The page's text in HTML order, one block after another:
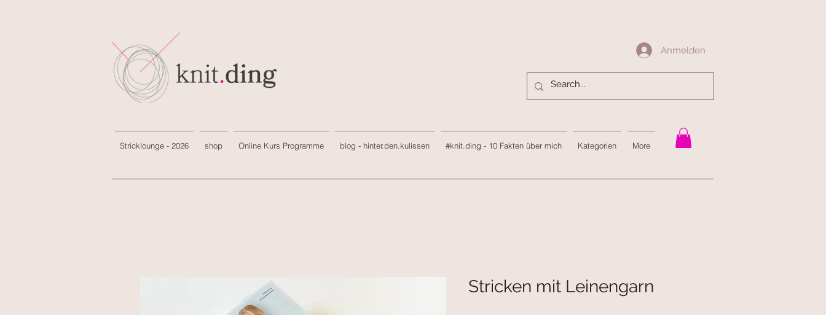
Anmelden
Stricklounge - 2026 shop Online Kurs Programme blog - hinter.den.kulissen #knit.ding - 10 Fakten über mich Kategorien More
Stricken mit Leinengarn